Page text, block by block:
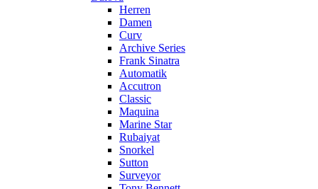
Herren
Damen
Curv
Archive Series
Frank Sinatra
Automatik
Accutron
Classic
Maquina
Marine Star
Rubaiyat
Snorkel
Sutton
Surveyor